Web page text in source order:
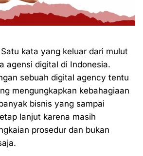
kata yang keluar dari mulut
agensi digital di Indonesia.
sebuah digital agency tentu
mengungkapkan kebahagiaan
bisnis yang sampai
lanjut karena masih
prosedur dan bukan